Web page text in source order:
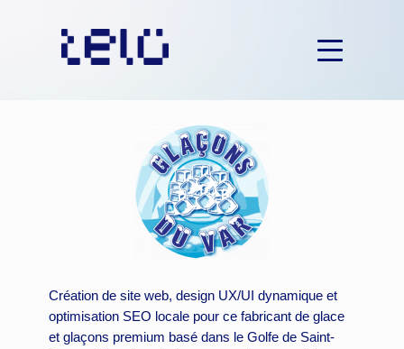
Création de site web, design UX/UI dynamique et
optimisation SEO locale pour ce fabricant de glace
et glaçons premium basé dans le Golfe de Saint-